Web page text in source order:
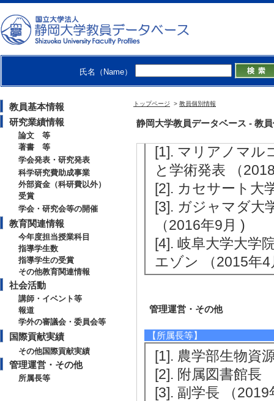
氏名（Name）
教員基本情報
研究業績情報
論文 等
著書 等
学会発表・研究発表
科学研究費助成事業
外部資金（科研費以外）
受賞
学会・研究会等の開催
教育関連情報
今年度担当授業科目
指導学生数
指導学生の受賞
その他教育関連情報
社会活動
講師・イベント等
報道
学外の審議会・委員会等
国際貢献実績
その他国際貢献実績
管理運営・その他
所属長等
トップページ > 教員個別情報
静岡大学教員データベース - 教
[5]. リグニン学会
国際貢献実績
【その他国際貢献実績】
[1]. マリアノマル
と学術発表 （
[2]. カセサート大
[3]. ガジャマダ大
（2016年9月 )
[4]. 岐阜大学大
エゾン （2015年4
管理運営・その他
【所属長等】
[1]. 農学部生物資
[2]. 附属図書館長
[3]. 副学長 （